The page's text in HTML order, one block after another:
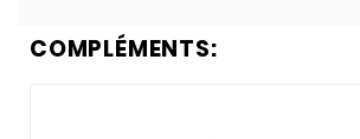
COMPLÉMENTS: